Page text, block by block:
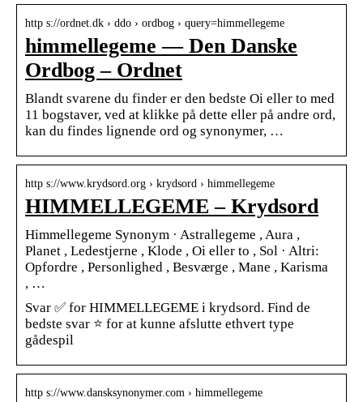
http s://ordnet.dk › ddo › ordbog › query=himmellegeme
himmellegeme — Den Danske
Ordbog – Ordnet
Blandt svarene du finder er den bedste Oi eller to med
11 bogstaver, ved at klikke på dette eller på andre ord,
kan du findes lignende ord og synonymer, …
http s://www.krydsord.org › krydsord › himmellegeme
HIMMELLEGEME – Krydsord
Himmellegeme Synonym · Astrallegeme , Aura ,
Planet , Ledestjerne , Klode , Oi eller to , Sol · Altri:
Opfordre , Personlighed , Besværge , Mane , Karisma
, …
Svar ✅ for HIMMELLEGEME i krydsord. Find de
bedste svar ⭐ for at kunne afslutte ethvert type
gådespil
http s://www.dansksynonymer.com › himmellegeme